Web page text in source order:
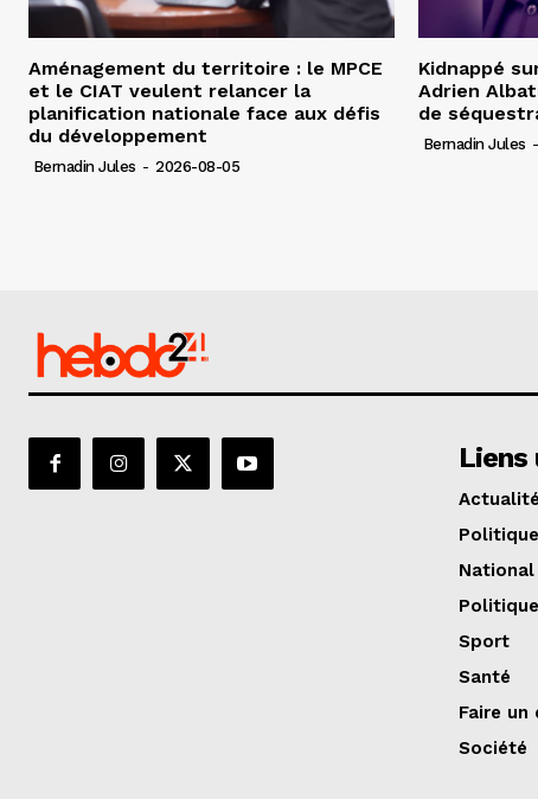
Aménagement du territoire : le MPCE
et le CIAT veulent relancer la
planification nationale face aux défis
du développement
Bernadin Jules - 2026-08-05
Kidnappé
Adrien
de
Bernadin Jules -
Liens
Actualité
Politique
National
Politique
Sport
Santé
Faire un
Société